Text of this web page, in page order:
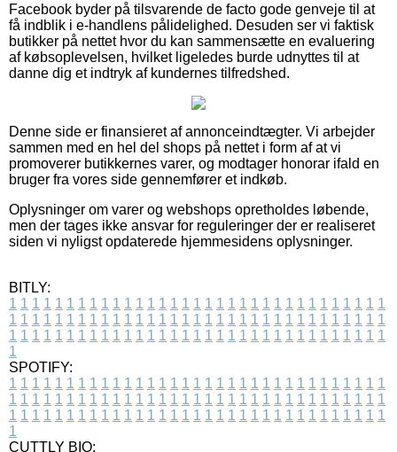
Facebook byder på tilsvarende de facto gode genveje til at
få indblik i e-handlens pålidelighed. Desuden ser vi faktisk
butikker på nettet hvor du kan sammensætte en evaluering
af købsoplevelsen, hvilket ligeledes burde udnyttes til at
danne dig et indtryk af kundernes tilfredshed.
Denne side er finansieret af annonceindtægter. Vi arbejder
sammen med en hel del shops på nettet i form af at vi
promoverer butikkernes varer, og modtager honorar ifald en
bruger fra vores side gennemfører et indkøb.
Oplysninger om varer og webshops opretholdes løbende,
men der tages ikke ansvar for reguleringer der er realiseret
siden vi nyligst opdaterede hjemmesidens oplysninger.
BITLY:
1 1 1 1 1 1 1 1 1 1 1 1 1 1 1 1 1 1 1 1 1 1 1 1 1 1 1 1 1 1 1 1 1
1 1 1 1 1 1 1 1 1 1 1 1 1 1 1 1 1 1 1 1 1 1 1 1 1 1 1 1 1 1 1 1 1
1 1 1 1 1 1 1 1 1 1 1 1 1 1 1 1 1 1 1 1 1 1 1 1 1 1 1 1 1 1 1 1 1
1
SPOTIFY:
1 1 1 1 1 1 1 1 1 1 1 1 1 1 1 1 1 1 1 1 1 1 1 1 1 1 1 1 1 1 1 1 1
1 1 1 1 1 1 1 1 1 1 1 1 1 1 1 1 1 1 1 1 1 1 1 1 1 1 1 1 1 1 1 1 1
1 1 1 1 1 1 1 1 1 1 1 1 1 1 1 1 1 1 1 1 1 1 1 1 1 1 1 1 1 1 1 1 1
1
CUTTLY BIO: